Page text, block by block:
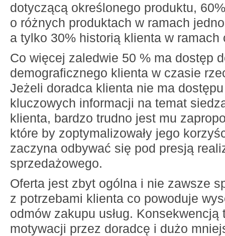
dotyczącą określonego produktu,
o różnych produktach w ramach
a tylko 30% historią klienta w ramach
Co więcej zaledwie 50 % ma dostęp
demograficznego klienta w czasie
Jeżeli doradca klienta nie ma
kluczowych informacji na temat
klienta, bardzo trudno jest mu
które by zoptymalizowały jego
zaczyna odbywać się pod presją
sprzedażowego.
Oferta jest zbyt ogólna i nie zawsze
z potrzebami klienta co powoduje
odmów zakupu usług. Konsekwencją
motywacji przez doradcę i dużo